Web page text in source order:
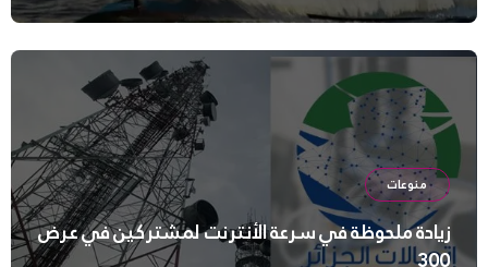
منوعات
زيادة ملحوظة في سرعة الأنترنت لمشتركين في عرض